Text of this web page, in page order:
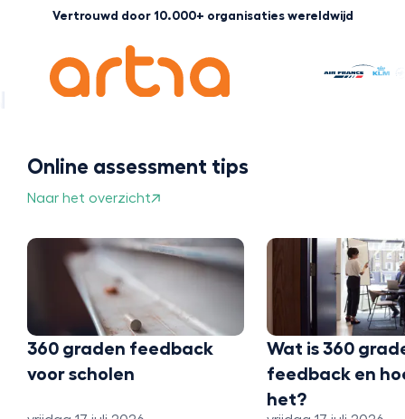
Vertrouwd door 10.000+ organisaties wereldwijd
Online assessment tips
Naar het overzicht
360 graden feedback
voor scholen
Wat is 360
feedback en
het?